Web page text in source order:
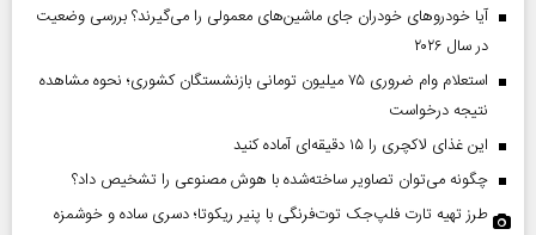
آیا خودروهای خودران جای ماشین‌های معمولی را می‌گیرند؟ بررسی وضعیت
در سال ۲۰۲۶
استعلام وام ضروری ۷۵ میلیون تومانی بازنشستگان کشوری؛ نحوه مشاهده
نتیجه درخواست
این غذای لاکچری را ۱۵ دقیقه‌ای آماده کنید
چگونه می‌توان تصاویر ساخته‌شده با هوش مصنوعی را تشخیص داد؟
طرز تهیه تارت فلپ‌جک توت‌فرنگی با پنیر ریکوتا؛ دسری ساده و خوشمزه